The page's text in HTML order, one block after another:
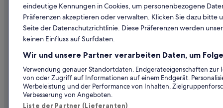
Flüge von Canouan Island (CIW) nach Wien (VIE)
Flüge von Calvi (CLY) nach Wien (VIE)
Flüge von Cuneo (CUF) nach Wien (VIE)
Flüge von Debrecen (DEB) nach Wien (VIE)
Flüge von Flughafen Basel Mulhouse Freiburg (EAP)
Flüge von East London (ELS) nach Wien (VIE)
Flüge von Florianópolis (FLN) nach Wien (VIE)
Unterkunft registrieren
Partnerschaften
Alle
eindeutige Kennungen in Cookies, um personenbezogene
Präferenzen akzeptieren oder verwalten. Klicken Sie dazu bitte
Seite der Datenschutzrichtlinie. Diese Präferenzen werden
keinen Einfluss auf Surfdaten.
Wir und unsere Partner verarbeiten Daten, um
Verwendung genauer Standortdaten. Endgeräteeigenschaften
von oder Zugriff auf Informationen auf einem Endgerät.
Werbeleistung und der Performance von Inhalten,
Verbesserung von Angeboten.
Liste der Partner (Lieferanten)